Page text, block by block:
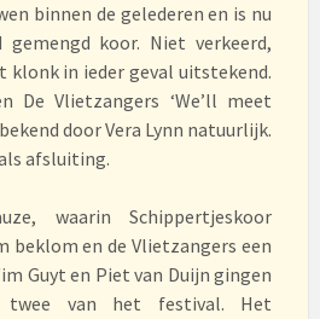
binnen de gelederen en is nu
gemengd koor. Niet verkeerd,
klonk in ieder geval uitstekend.
De Vlietzangers ‘We’ll meet
door Vera Lynn natuurlijk.
afsluiting.
waarin Schippertjeskoor
beklom en de Vlietzangers een
Guyt en Piet van Duijn gingen
twee van het festival. Het